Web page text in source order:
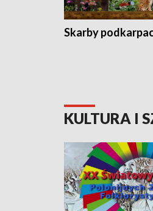
Skarby
KULTURA I